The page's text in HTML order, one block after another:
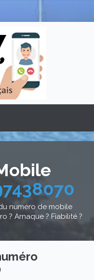
numéro de mobile
? Arnaque ? Fiabilité ?